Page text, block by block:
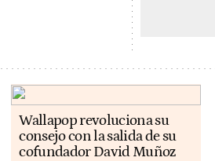
Wallapop revoluciona su
consejo con la salida de su
cofundador David Muñoz